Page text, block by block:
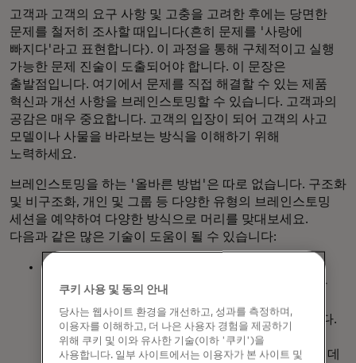
고객과 고객의 요구 사항 및 고충을 고려한 후에는 당면한
문제를 철저히 조사할 때입니다(흔히 문제를 '사랑에
빠지다'라고 표현합니다). 이 과정을 통해 구체적이고 실행
가능한 문제 진술이 도출되어야 합니다. 이 문장은
출발점입니다. 여기에서 문제를 직접 해결할 수 있는 제품
혁신과 개선 사항을 브레인스토밍할 수 있습니다. 고객과의
공감은 매우 중요합니다. 고객의 입장이 되어 고객의 사고
모델이나 사물을 바라보는 방식을 이해하기 위해
노력하세요.
브레인스토밍을 하는 '올바른 방법'은 따로 없습니다. 구조화
및 비구조화, 개인 및 그룹 등 다양한 유형의 브레인스토밍
세션을 예약하여 다양한 방식으로 머리를 맞대보세요.
다음과 같은 많은 기술이 도움이 될 수 있습니다:
빠른 아이디어 발상에는
아이디어를 생성하는 것이 포함됩니다. 그룹에 속한
아이디어를 적고 아이디어를 공유하거나 토론합니다.
이는 특정 아이디어에 대한 조기 집착을 방지하고
집단적 판단을 제거하여 창의적인 사고를 촉진하는 데
쿠키 사용 및 동의 안내
당사는 웹사이트 환경을 개선하고, 성과를 측정하며,
이용자를 이해하고, 더 나은 사용자 경험을 제공하기
위해 쿠키 및 이와 유사한 기술(이하 '쿠키')을
사용합니다. 일부 사이트에서는 이용자가 본 사이트 및